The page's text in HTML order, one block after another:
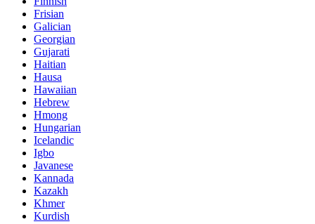
Frisian
Galician
Georgian
Gujarati
Haitian
Hausa
Hawaiian
Hebrew
Hmong
Hungarian
Icelandic
Igbo
Javanese
Kannada
Kazakh
Khmer
Kurdish